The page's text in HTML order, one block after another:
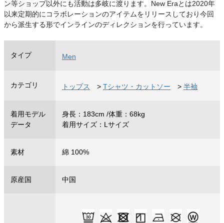
ン等ショップ以外にも活動は多岐に渡ります。New Eraとは2020年
以来定期的にコラボレーションのアイテムをリリースしており今回
から派生する形でインラインのディレクションを行っています。
タイプ Men
カテゴリ トップス > Tシャツ・カットソー > 半袖
着用モデル
データ
身長：183cm /体重：68kg
着用サイズ：Lサイズ
素材 綿 100%
原産国 中国